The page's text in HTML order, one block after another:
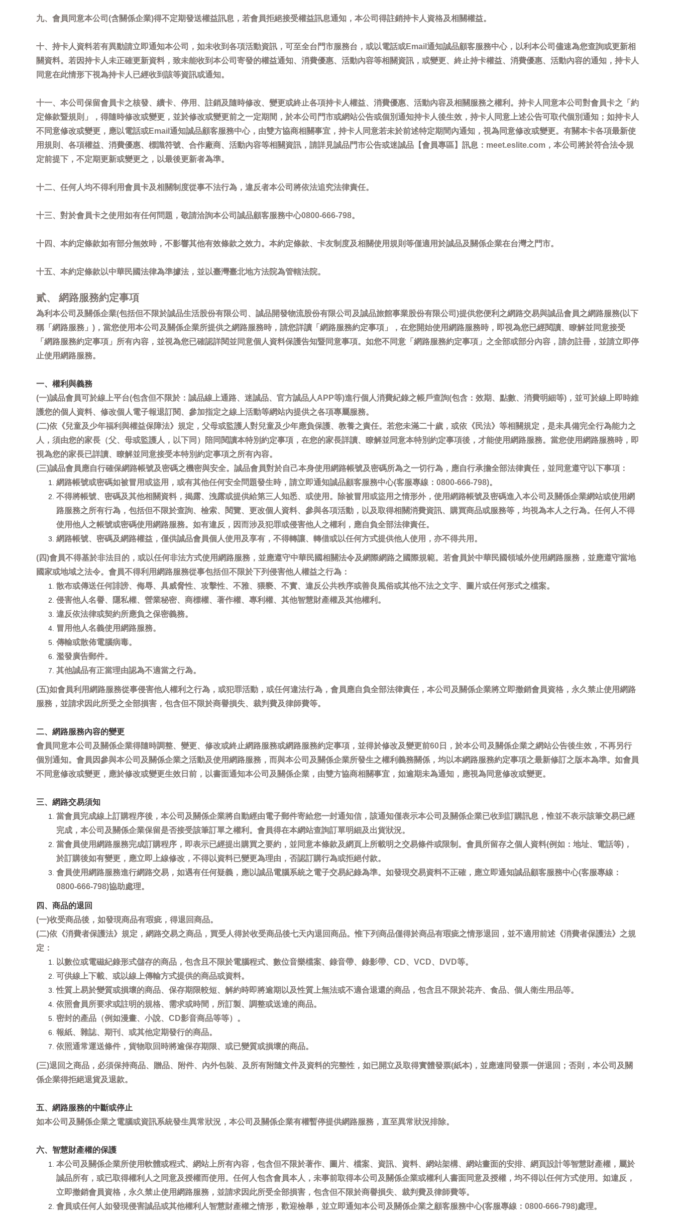
九、會員同意本公司(含關係企業)得不定期發送權益訊息，若會員拒絕接受權益訊息通知，本公司得註銷持卡人資格及相關權益。
十、持卡人資料若有異動請立即通知本公司，如未收到各項活動資訊，可至全台門市服務台，或以電話或Email通知誠品顧客服務中心，以利本公司儘速為您查詢或更新相
關資料。若因持卡人未正確更新資料，致未能收到本公司寄發的權益通知、消費優惠、活動內容等相關資訊，或變更、終止持卡權益、消費優惠、活動內容的通知，持卡人
同意在此情形下視為持卡人已經收到該等資訊或通知。
十一、本公司保留會員卡之核發、續卡、停用、註銷及隨時修改、變更或終止各項持卡人權益、消費優惠、活動內容及相關服務之權利。持卡人同意本公司對會員卡之「約
定條款暨規則」，得隨時修改或變更，並於修改或變更前之一定期間，於本公司門市或網站公告或個別通知持卡人後生效，持卡人同意上述公告可取代個別通知；如持卡人
不同意修改或變更，應以電話或Email通知誠品顧客服務中心，由雙方協商相關事宜，持卡人同意若未於前述特定期間內通知，視為同意修改或變更。有關本卡各項最新使
用規則、各項權益、消費優惠、標識符號、合作廠商、活動內容等相關資訊，請詳見誠品門市公告或迷誠品【會員專區】訊息：meet.eslite.com，本公司將於符合法令規
定前提下，不定期更新或變更之，以最後更新者為準。
十二、任何人均不得利用會員卡及相關制度從事不法行為，違反者本公司將依法追究法律責任。
十三、對於會員卡之使用如有任何問題，敬請洽詢本公司誠品顧客服務中心0800-666-798。
十四、本約定條款如有部分無效時，不影響其他有效條款之效力。本約定條款、卡友制度及相關使用規則等僅適用於誠品及關係企業在台灣之門市。
十五、本約定條款以中華民國法律為準據法，並以臺灣臺北地方法院為管轄法院。
貳、 網路服務約定事項
為利本公司及關係企業(包括但不限於誠品生活股份有限公司、誠品開發物流股份有限公司及誠品旅館事業股份有限公司)提供您便利之網路交易與誠品會員之網路服務(以下
稱「網路服務」)，當您使用本公司及關係企業所提供之網路服務時，請您詳讀「網路服務約定事項」，在您開始使用網路服務時，即視為您已經閱讀、瞭解並同意接受
「網路服務約定事項」所有內容，並視為您已確認詳閱並同意個人資料保護告知暨同意事項。如您不同意「網路服務約定事項」之全部或部分內容，請勿註冊，並請立即停
止使用網路服務。
一、權利與義務
(一)誠品會員可於線上平台(包含但不限於：誠品線上通路、迷誠品、官方誠品人APP等)進行個人消費紀錄之帳戶查詢(包含：效期、點數、消費明細等)，並可於線上即時維
護您的個人資料、修改個人電子報退訂閱、參加指定之線上活動等網站內提供之各項專屬服務。
(二)依《兒童及少年福利與權益保障法》規定，父母或監護人對兒童及少年應負保護、教養之責任。若您未滿二十歲，或依《民法》等相關規定，是未具備完全行為能力之
人，須由您的家長（父、母或監護人，以下同）陪同閱讀本特別約定事項，在您的家長詳讀、瞭解並同意本特別約定事項後，才能使用網路服務。當您使用網路服務時，即
視為您的家長已詳讀、瞭解並同意接受本特別約定事項之所有內容。
(三)誠品會員應自行確保網路帳號及密碼之機密與安全。誠品會員對於自己本身使用網路帳號及密碼所為之一切行為，應自行承擔全部法律責任，並同意遵守以下事項：
網路帳號或密碼如被冒用或盜用，或有其他任何安全問題發生時，請立即通知誠品顧客服務中心(客服專線：0800-666-798)。
不得將帳號、密碼及其他相關資料，揭露、洩露或提供給第三人知悉、或使用。除被冒用或盜用之情形外，使用網路帳號及密碼進入本公司及關係企業網站或使用網
路服務之所有行為，包括但不限於查詢、檢索、閱覽、更改個人資料、參與各項活動，以及取得相關消費資訊、購買商品或服務等，均視為本人之行為。任何人不得
使用他人之帳號或密碼使用網路服務。如有違反，因而涉及犯罪或侵害他人之權利，應自負全部法律責任。
網路帳號、密碼及網路權益，僅供誠品會員個人使用及享有，不得轉讓、轉借或以任何方式提供他人使用，亦不得共用。
(四)會員不得基於非法目的，或以任何非法方式使用網路服務，並應遵守中華民國相關法令及網際網路之國際規範。若會員於中華民國領域外使用網路服務，並應遵守當地
國家或地域之法令。會員不得利用網路服務從事包括但不限於下列侵害他人權益之行為：
散布或傳送任何誹謗、侮辱、具威脅性、攻擊性、不雅、猥褻、不實、違反公共秩序或善良風俗或其他不法之文字、圖片或任何形式之檔案。
侵害他人名譽、隱私權、營業秘密、商標權、著作權、專利權、其他智慧財產權及其他權利。
違反依法律或契約所應負之保密義務。
冒用他人名義使用網路服務。
傳輸或散佈電腦病毒。
濫發廣告郵件。
其他誠品有正當理由認為不適當之行為。
(五)如會員利用網路服務從事侵害他人權利之行為，或犯罪活動，或任何違法行為，會員應自負全部法律責任，本公司及關係企業將立即撤銷會員資格，永久禁止使用網路
服務，並請求因此所受之全部損害，包含但不限於商譽損失、裁判費及律師費等。
二、網路服務內容的變更
會員同意本公司及關係企業得隨時調整、變更、修改或終止網路服務或網路服務約定事項，並得於修改及變更前60日，於本公司及關係企業之網站公告後生效，不再另行
個別通知。會員因參與本公司及關係企業之活動及使用網路服務，而與本公司及關係企業所發生之權利義務關係，均以本網路服務約定事項之最新修訂之版本為準。如會員
不同意修改或變更，應於修改或變更生效日前，以書面通知本公司及關係企業，由雙方協商相關事宜，如逾期未為通知，應視為同意修改或變更。
三、網路交易須知
當會員完成線上訂購程序後，本公司及關係企業將自動經由電子郵件寄給您一封通知信，該通知僅表示本公司及關係企業已收到訂購訊息，惟並不表示該筆交易已經
完成，本公司及關係企業保留是否接受該筆訂單之權利。會員得在本網站查詢訂單明細及出貨狀況。
當會員使用網路服務完成訂購程序，即表示已經提出購買之要約，並同意本條款及網頁上所載明之交易條件或限制。會員所留存之個人資料(例如：地址、電話等)，
於訂購後如有變更，應立即上線修改，不得以資料已變更為理由，否認訂購行為或拒絕付款。
會員使用網路服務進行網路交易，如遇有任何疑義，應以誠品電腦系統之電子交易紀錄為準。如發現交易資料不正確，應立即通知誠品顧客服務中心(客服專線：
0800-666-798)協助處理。
四、商品的退回
(一)收受商品後，如發現商品有瑕疵，得退回商品。
(二)依《消費者保護法》規定，網路交易之商品，買受人得於收受商品後七天內退回商品。惟下列商品僅得於商品有瑕疵之情形退回，並不適用前述《消費者保護法》之規
定：
以數位或電磁紀錄形式儲存的商品，包含且不限於電腦程式、數位音樂檔案、錄音帶、錄影帶、CD、VCD、DVD等。
可供線上下載、或以線上傳輸方式提供的商品或資料。
性質上易於變質或損壞的商品、保存期限較短、解約時即將逾期以及性質上無法或不適合退還的商品，包含且不限於花卉、食品、個人衛生用品等。
依照會員所要求或註明的規格、需求或時間，所訂製、調整或送達的商品。
密封的產品（例如漫畫、小說、CD影音商品等等）。
報紙、雜誌、期刊、或其他定期發行的商品。
依照通常運送條件，貨物取回時將逾保存期限、或已變質或損壞的商品。
(三)退回之商品，必須保持商品、贈品、附件、內外包裝、及所有附隨文件及資料的完整性，如已開立及取得實體發票(紙本)，並應連同發票一併退回；否則，本公司及關
係企業得拒絕退貨及退款。
五、網路服務的中斷或停止
如本公司及關係企業之電腦或資訊系統發生異常狀況，本公司及關係企業有權暫停提供網路服務，直至異常狀況排除。
六、智慧財產權的保護
本公司及關係企業所使用軟體或程式、網站上所有內容，包含但不限於著作、圖片、檔案、資訊、資料、網站架構、網站畫面的安排、網頁設計等智慧財產權，屬於
誠品所有，或已取得權利人之同意及授權而使用。任何人包含會員本人，未事前取得本公司及關係企業或權利人書面同意及授權，均不得以任何方式使用。如違反，
立即撤銷會員資格，永久禁止使用網路服務，並請求因此所受全部損害，包含但不限於商譽損失、裁判費及律師費等。
會員或任何人如發現侵害誠品或其他權利人智慧財產權之情形，歡迎檢舉，並立即通知本公司及關係企業之顧客服務中心(客服專線：0800-666-798)處理。